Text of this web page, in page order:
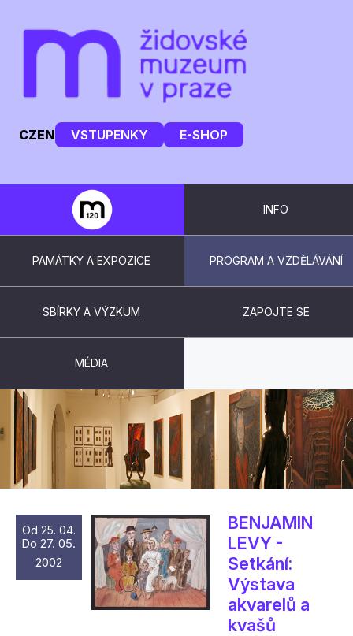
CZEN VSTUPENKY E-SHOP
INFO
PAMÁTKY A EXPOZICE PROGRAM A VZDĚLÁVÁNÍ
SBÍRKY A VÝZKUM ZAPOJTE SE
MÉDIA
ARCHIV VÝSTAV
Od 25. 04.
Do 27. 05.
2002
BENJAMIN
LEVY -
Setkání:
Výstava
akvarelů a
kvašů